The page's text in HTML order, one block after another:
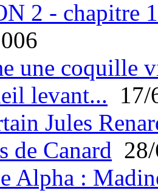
2 - chapitre
une coquille
levant... 17/
Jules
de Canard
Alpha :